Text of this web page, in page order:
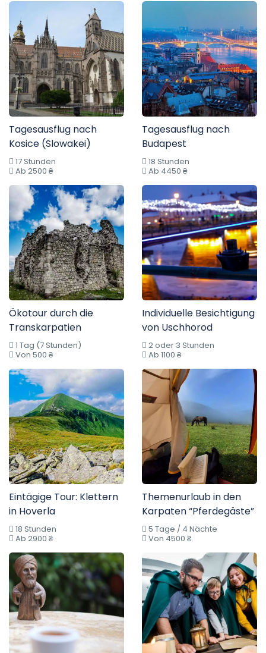
Tagesausflug nach
Kosice (Slowakei)
17 Stunden
Ab 2500 ₴
Tagesausflug nach
Budapest
18 Stunden
Ab 4450 ₴
Ökotour durch die
Transkarpatien
1 Tag (7 Stunden)
Von 500 ₴
Individuelle Besichtigung
von Uschhorod
2 oder 3 Stunden
Ab 1100 ₴
Eintägige Tour: Klettern
in Hoverla
18 Stunden
Ab 2900 ₴
Themenurlaub in den
Karpaten “Pferdegäste”
5 Tage / 4 Nächte
Von 4500 ₴